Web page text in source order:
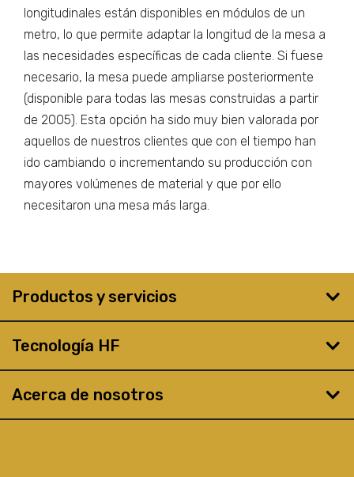
longitudinales están disponibles en módulos de un
metro, lo que permite adaptar la longitud de la mesa a
las necesidades específicas de cada cliente. Si fuese
necesario, la mesa puede ampliarse posteriormente
(disponible para todas las mesas construidas a partir
de 2005). Esta opción ha sido muy bien valorada por
aquellos de nuestros clientes que con el tiempo han
ido cambiando o incrementando su producción con
mayores volúmenes de material y que por ello
necesitaron una mesa más larga.
Productos y servicios
Tecnología HF
Acerca de nosotros